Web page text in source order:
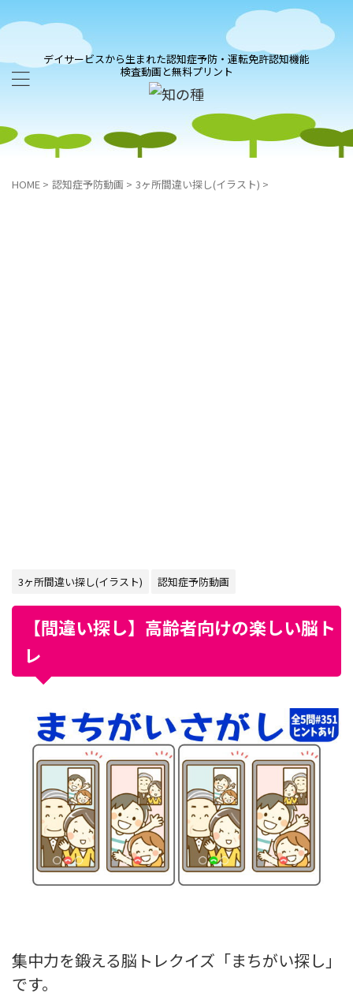
デイサービスから生まれた認知症予防・運転免許認知機能
検査動画と無料プリント
HOME > 認知症予防動画 > 3ヶ所間違い探し(イラスト) >
3ヶ所間違い探し(イラスト) 認知症予防動画
【間違い探し】高齢者向けの楽しい脳ト
レ
集中力を鍛える脳トレクイズ「まちがい探し」
です。